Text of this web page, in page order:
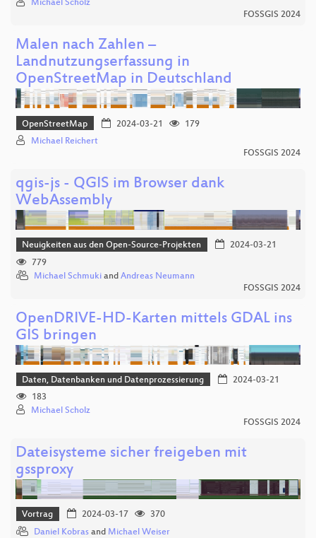
Michael Scholz
FOSSGIS 2024
Malen nach Zahlen –
Landnutzungserfassung in
OpenStreetMap in Deutschland
OpenStreetMap 2024-03-21
179
Michael Reichert
FOSSGIS 2024
qgis-js - QGIS im Browser dank
WebAssembly
Neuigkeiten aus den Open-Source-Projekten
2024-03-21
779
Michael Schmuki and Andreas Neumann
FOSSGIS 2024
OpenDRIVE-HD-Karten mittels GDAL ins
GIS bringen
Daten, Datenbanken und Datenprozessierung
2024-03-21
183
Michael Scholz
FOSSGIS 2024
Dateisysteme sicher freigeben mit
gssproxy
Vortrag 2024-03-17
370
Daniel Kobras and Michael Weiser